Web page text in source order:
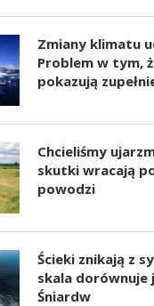
Zmiany klimatu
Problem w tym,
pokazują
Chcieliśmy
skutki wracają
powodzi
Ścieki znikają z
skala dorównuje
Śniardw